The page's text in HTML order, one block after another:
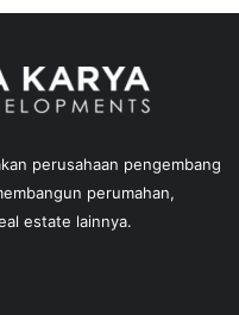
perusahaan pengembang
perumahan,
estate lainnya.